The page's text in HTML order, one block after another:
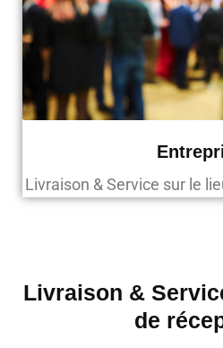
Livraison & Service sur le
Livraison &
de